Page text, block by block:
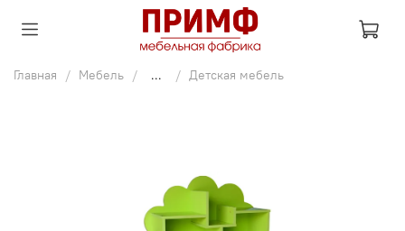
Главная Мебель ... Детская мебель